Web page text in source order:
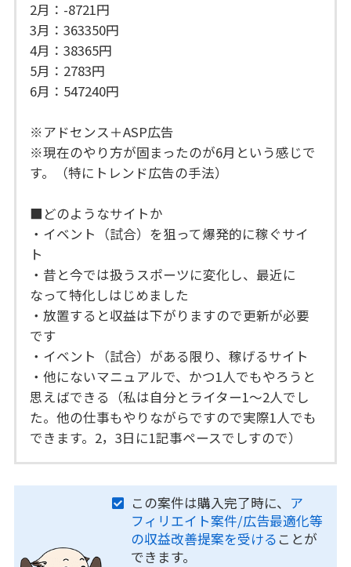
2月：-8721円
3月：363350円
4月：38365円
5月：2783円
6月：547240円
※アドセンス＋ASP広告
※現在のやり方が固まったのが6月という感じで
す。（特にトレンド広告の手法）
■どのようなサイトか
・イベント（試合）を狙って爆発的に稼ぐサイ
ト
・昔と今では扱うスポーツに変化し、最近に
なって特化しはじめました
・放置すると収益は下がりますので更新が必要
です
・イベント（試合）がある限り、稼げるサイト
・他にないマニュアルで、かつ1人でもやろうと
思えばできる（私は自分とライター1～2人でし
た。他の仕事もやりながらですので実際1人でも
できます。2，3日に1記事ペースでしすので）
この案件は購入完了時に、 ア
フィリエイト案件/広告最適化等
の収益改善提案を受ける ことが
できます。